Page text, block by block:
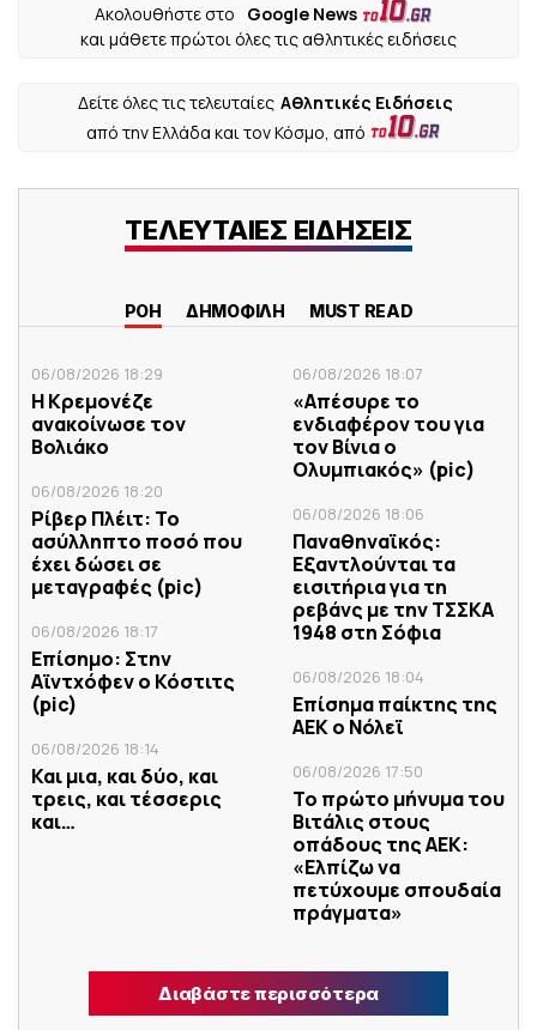
Ακολουθήστε στο
Google News
και μάθετε πρώτοι όλες τις αθλητικές ειδήσεις
Δείτε όλες τις τελευταίες Αθλητικές Ειδήσεις
από την Ελλάδα και τον Κόσμο, από
ΤΕΛΕΥΤΑΙΕΣ ΕΙΔΗΣΕΙΣ
ΡΟΗ ΔΗΜΟΦΙΛΗ MUST READ
06/08/2026 18:29
Η Κρεμονέζε
ανακοίνωσε τον
Βολιάκο
06/08/2026 18:20
Ρίβερ Πλέιτ: Το
ασύλληπτο ποσό που
έχει δώσει σε
μεταγραφές (pic)
06/08/2026 18:17
Επίσημο: Στην
Αϊντχόφεν ο Κόστιτς
(pic)
06/08/2026 18:14
Και μια, και δύο, και
τρεις, και τέσσερις
και…
06/08/2026 18:07
«Απέσυρε το
ενδιαφέρον του για
τον Βίνια ο
Ολυμπιακός» (pic)
06/08/2026 18:06
Παναθηναϊκός:
Εξαντλούνται τα
εισιτήρια για τη
ρεβάνς με την ΤΣΣΚΑ
1948 στη Σόφια
06/08/2026 18:04
Επίσημα παίκτης της
ΑΕΚ ο Νόλεϊ
06/08/2026 17:50
Το πρώτο μήνυμα του
Βιτάλις στους
οπάδους της ΑΕΚ:
«Ελπίζω να
πετύχουμε σπουδαία
πράγματα»
Διαβάστε περισσότερα